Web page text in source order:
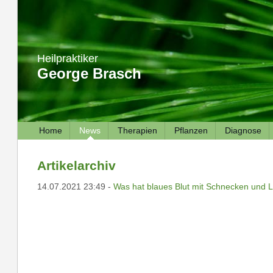
Heilpraktiker
George Brasch
Home News Therapien Pflanzen Diagnose
Artikelarchiv
14.07.2021 23:49 - Was hat blaues Blut mit Schnecken und